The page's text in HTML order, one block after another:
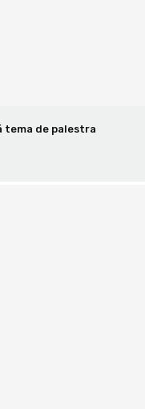
tema de palestra